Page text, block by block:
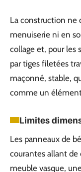
La construction ne
menuiserie ni en
collage et, pour les
par tiges filetées
maçonné, stable,
comme un
Limites
Les panneaux de
courantes allant
meuble vasque,